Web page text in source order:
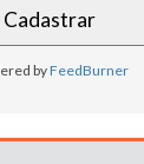
byFeedBurner